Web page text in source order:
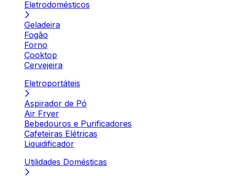
Eletrodomésticos
Geladeira
Fogão
Forno
Cooktop
Cervejeira
Eletroportáteis
Aspirador de Pó
Air Fryer
Bebedouros e Purificadores
Cafeteiras Elétricas
Liquidificador
Utilidades Domésticas